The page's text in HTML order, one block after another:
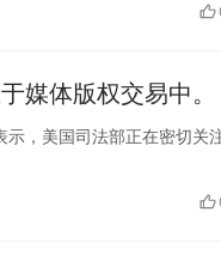
媒体版权交易中。
，美国司法部正在密切关